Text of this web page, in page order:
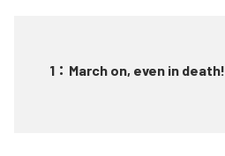
1 ： March on, even in death!